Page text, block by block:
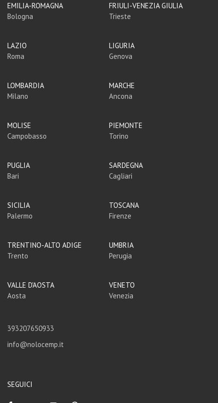
EMILIA-ROMAGNA
Bologna
FRIULI-VENEZIA GIULIA
Trieste
LAZIO
Roma
LIGURIA
Genova
LOMBARDIA
Milano
MARCHE
Ancona
MOLISE
Campobasso
PIEMONTE
Torino
PUGLIA
Bari
SARDEGNA
Cagliari
SICILIA
Palermo
TOSCANA
Firenze
TRENTINO-ALTO ADIGE
Trento
UMBRIA
Perugia
VALLE D'AOSTA
Aosta
VENETO
Venezia
393207650933
info@nolocemp.it
SEGUICI